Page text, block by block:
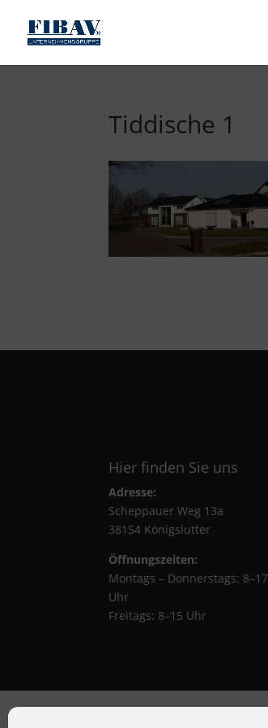
Tiddische 1
Hier finden Sie uns
Adresse:
Scheppauer Weg 13a
38154 Königslutter
Öffnungszeiten:
Montags – Donnerstags: 8–17
Uhr
Freitags: 8–15 Uhr